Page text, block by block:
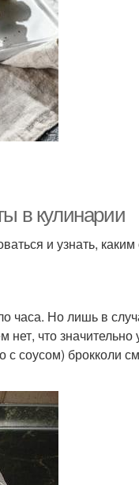
в кулинарии
и узнать,
часа. Но лишь в
нет, что
с соусом) брокколи